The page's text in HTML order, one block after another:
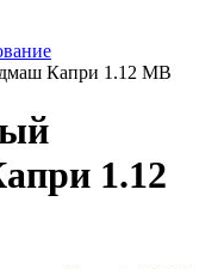
Капри 1.12 МВ
1.12